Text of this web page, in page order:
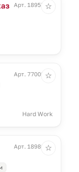
Арт. 18957.01
☆
Арт. 77002.12
Hard Work
☆
Арт. 18980.01
☆